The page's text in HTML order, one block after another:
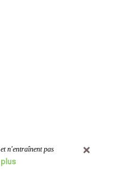
n'entraînent pas
plus